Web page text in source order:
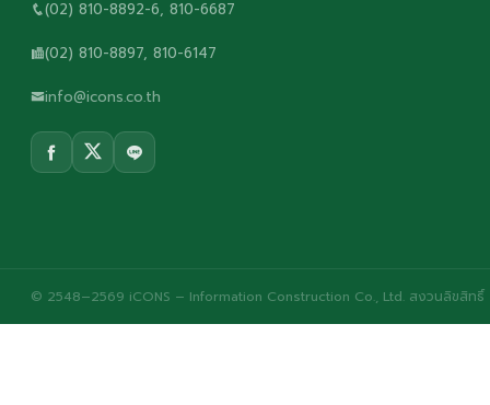
(02) 810-8892-6, 810-6687
(02) 810-8897, 810-6147
info@icons.co.th
© 2548–2569 iCONS – Information Construction Co., Ltd. สงวนลิขสิทธิ์